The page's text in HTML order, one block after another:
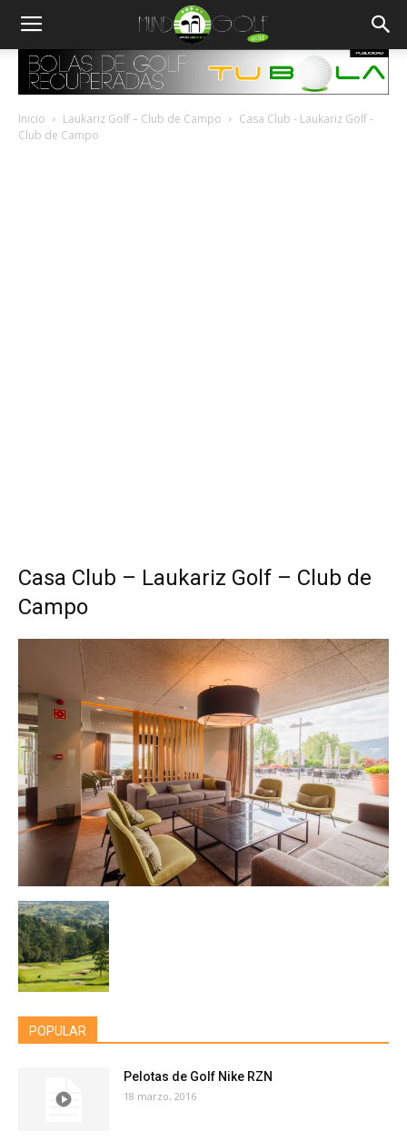
Inicio Laukariz Golf – Club de Campo
Casa Club - Laukariz Golf -
Club de Campo
Casa Club – Laukariz Golf – Club de
Campo
POPULAR
Pelotas de Golf Nike RZN
18 marzo, 2016